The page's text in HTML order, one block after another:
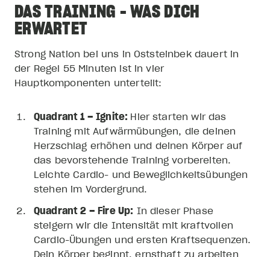
DAS TRAINING - WAS DICH
ERWARTET
Strong Nation bei uns in Oststeinbek dauert in
der Regel 55 Minuten ist in vier
Hauptkomponenten unterteilt:
Quadrant 1 – Ignite: Hier starten wir das
Training mit Aufwärmübungen, die deinen
Herzschlag erhöhen und deinen Körper auf
das bevorstehende Training vorbereiten.
Leichte Cardio- und Beweglichkeitsübungen
stehen im Vordergrund.
Quadrant 2 – Fire Up: In dieser Phase
steigern wir die Intensität mit kraftvollen
Cardio-Übungen und ersten Kraftsequenzen.
Dein Körper beginnt, ernsthaft zu arbeiten